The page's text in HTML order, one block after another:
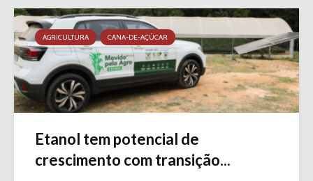
AGRICULTURA CANA-DE-AÇÚCAR
Etanol tem potencial de
crescimento com transição...